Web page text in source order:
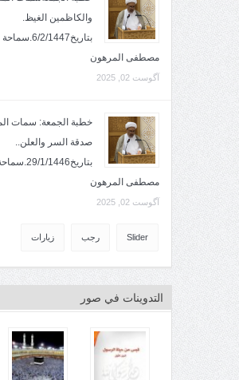
والكاظمين الغيظ.
بتاريخ6/2/
مصطفى المرهون
آگوست 02, 2025
صدقة السر والعلن..
بتاريخ29/1/
مصطفى المرهون
آگوست 02, 2025
Slider رجب زيارات
التدوينات في صور